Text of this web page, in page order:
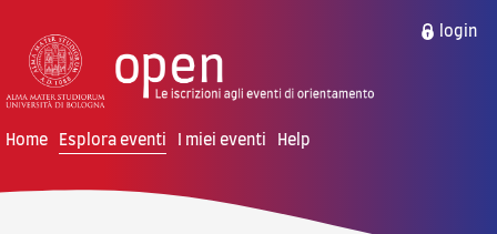
login
Home Esplora eventi I miei eventi Help